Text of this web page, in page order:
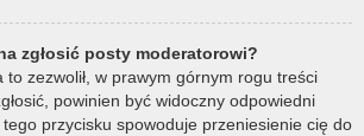
zgłosić posty moderatorowi?
zezwolił, w prawym górnym rogu treści
powinien być widoczny odpowiedni
przycisku spowoduje przeniesienie cię do